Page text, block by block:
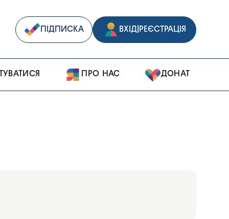
ПІДПИСКА ВХІД РЕЄСТРАЦІЯ
ПРО НАС ДОНАТ